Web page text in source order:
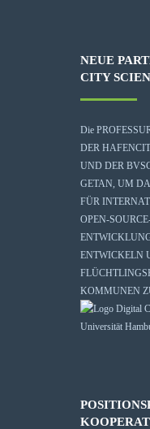
NEUE
CITY
Die
DER
UND DER
GETAN, UM
FÜR
OPEN-
ENTWICKELN
KOMMUNEN